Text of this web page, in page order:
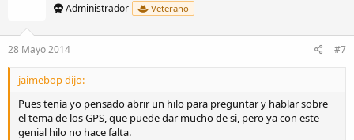
Administrador Veterano
28 Mayo 2014 #7
jaimebop dijo:
Pues tenía yo pensado abrir un hilo para preguntar y hablar sobre
el tema de los GPS, que puede dar mucho de si, pero ya con este
genial hilo no hace falta.